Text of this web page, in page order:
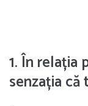
1. În relația
senzația